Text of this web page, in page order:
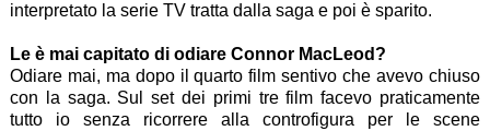
interpretato la serie TV tratta dalla saga e poi è sparito.
Le è mai capitato di odiare Connor MacLeod?
Odiare mai, ma dopo il quarto film sentivo che avevo chiuso
con la saga. Sul set dei primi tre film facevo praticamente
tutto io senza ricorrere alla controfigura per le scene